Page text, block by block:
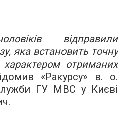
відправили
яка встановить точну
отриманих
«Ракурсу» в. о.
ГУ МВС у Києві